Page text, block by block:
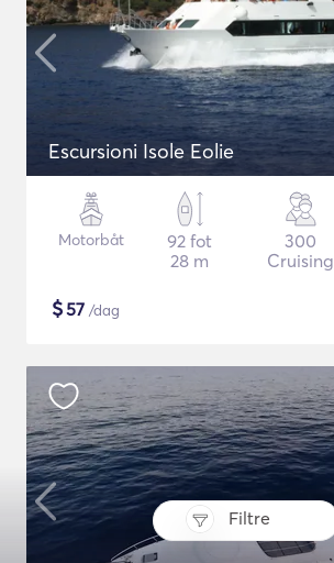
Filtre
Escursioni Isole Eolie
Motorbåt
92 fot
28 m
300
Cruising
$57 /dag